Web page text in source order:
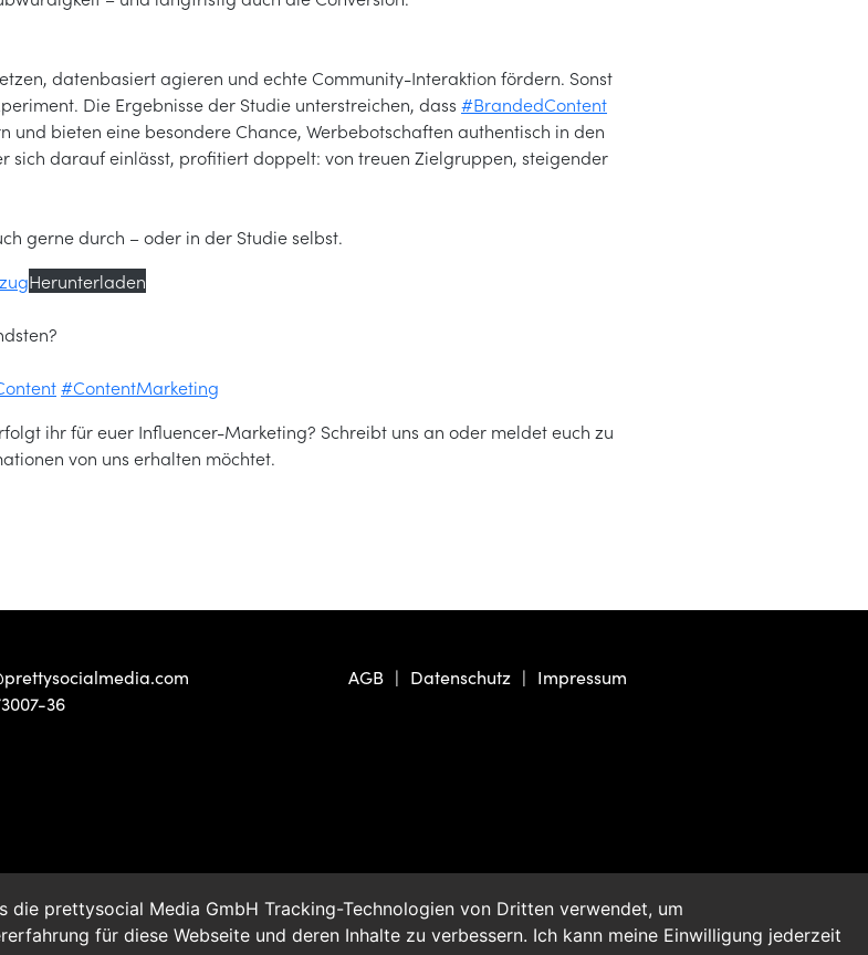
datenbasiert agieren und echte Community-Interaktion fördern. Sonst
Die Ergebnisse der Studie unterstreichen, dass #BrandedContent
und bieten eine besondere Chance, Werbebotschaften authentisch in den
sich darauf einlässt, profitiert doppelt: von treuen Zielgruppen, steigender
gerne durch – oder in der Studie selbst.
Herunterladen
#ContentMarketing
ihr für euer Influencer-Marketing? Schreibt uns an oder meldet euch zu
von uns erhalten möchtet.
36
AGB Datenschutz Impressum
die prettysocial Media GmbH Tracking-Technologien von Dritten verwendet, um
für diese Webseite und deren Inhalte zu verbessern. Ich kann meine Einwilligung jederzeit